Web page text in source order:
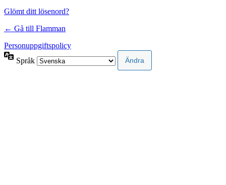
Glömt ditt lösenord?
← Gå till Flamman
Personuppgiftspolicy
Språk